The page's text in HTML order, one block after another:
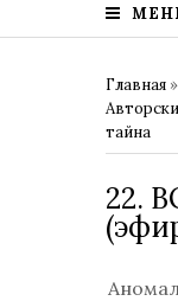
Главная »
тайна
22.